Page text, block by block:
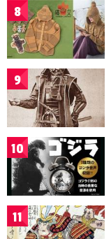
8
9
10
11